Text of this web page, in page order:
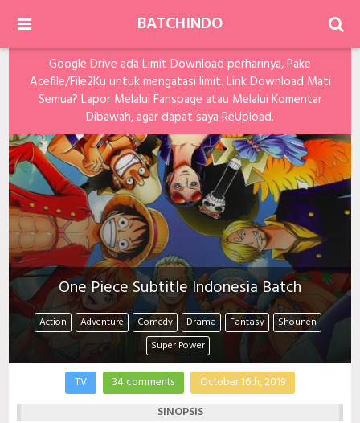
BATCHINDO
Google Drive ada Limit Download perharinya, Pake
Acefile/File2Ku untuk mengatasi limit. Link Download Mati
Semua? Lapor Melalui Fanspage atau Melalui Komentar
Dibawah, agar dapat saya ReUpload.
One Piece Subtitle Indonesia Batch
Action Adventure Comedy Drama Fantasy
Shounen
Super Power
TV 34 comments October 16th, 2019
SINOPSIS